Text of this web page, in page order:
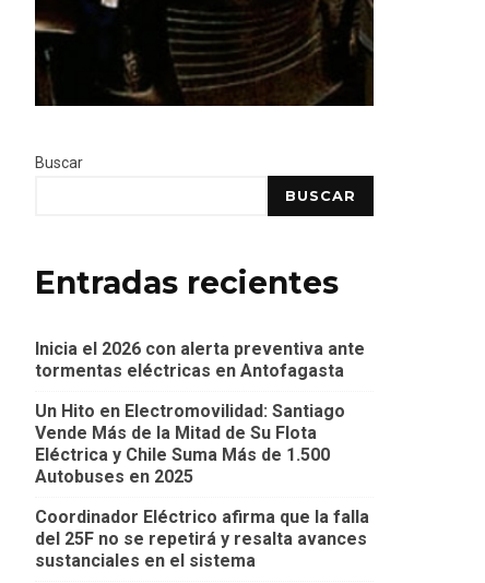
Buscar
BUSCAR
Entradas recientes
Inicia el 2026 con alerta preventiva ante
tormentas eléctricas en Antofagasta
Un Hito en Electromovilidad: Santiago
Vende Más de la Mitad de Su Flota
Eléctrica y Chile Suma Más de 1.500
Autobuses en 2025
Coordinador Eléctrico afirma que la falla
del 25F no se repetirá y resalta avances
sustanciales en el sistema